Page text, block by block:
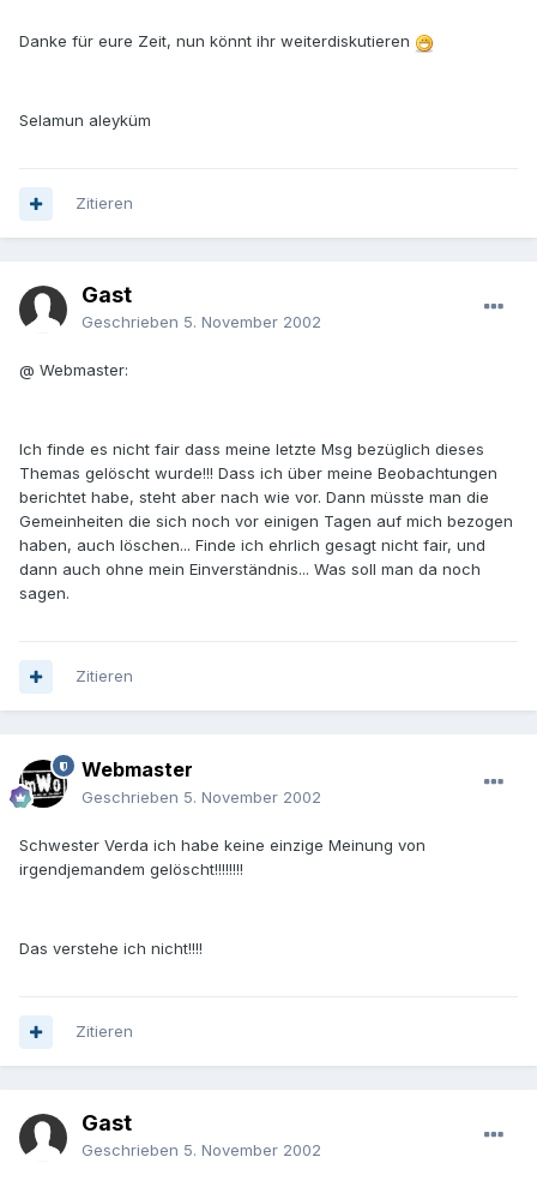
Danke für eure Zeit, nun könnt ihr weiterdiskutieren
Selamun aleyküm
Zitieren
Gast
Geschrieben 5. November 2002
@ Webmaster:
Ich finde es nicht fair dass meine letzte Msg bezüglich dieses
Themas gelöscht wurde!!! Dass ich über meine Beobachtungen
berichtet habe, steht aber nach wie vor. Dann müsste man die
Gemeinheiten die sich noch vor einigen Tagen auf mich bezogen
haben, auch löschen... Finde ich ehrlich gesagt nicht fair, und
dann auch ohne mein Einverständnis... Was soll man da noch
sagen.
Zitieren
Webmaster
Geschrieben 5. November 2002
Schwester Verda ich habe keine einzige Meinung von
irgendjemandem gelöscht!!!!!!!!
Das verstehe ich nicht!!!!
Zitieren
Gast
Geschrieben 5. November 2002